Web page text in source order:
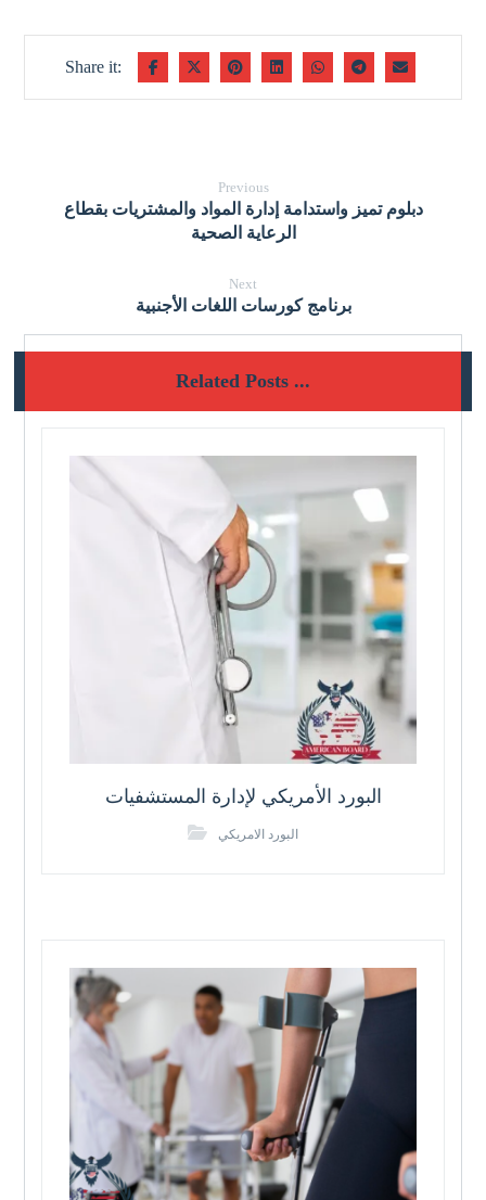
Previous
دبلوم تميز واستدامة إدارة المواد والمشتريات بقطاع
الرعاية الصحية
Next
برنامج كورسات اللغات الأجنبية
Related Posts ...
البورد الأمريكي لإدارة المستشفيات
البورد الامريكي